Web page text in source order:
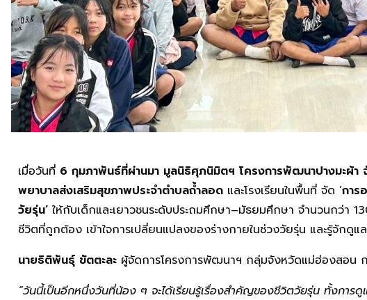
เมื่อวันที่ 6 กุมภาพันธ์ที่ผ่านมา มูลนิธิศุภนิมิตฯ โครงการพัฒนาปางมะผ้า
พยาบาลส่งเสริมสุขภาพประจำตำบลถ้ำลอด และโรงเรียนในพื้นที่ จัด ‘การ
วัยรุ่น’ ให้กับเด็กและเยาวชนระดับประถมศึกษา–มัธยมศึกษา จำนวนกว่า
ชีวิตที่ถูกต้อง เข้าใจการเปลี่ยนแปลงของร่างกายในช่วงวัยรุ่น และรู้จักดูแ
นายธิติพันธุ์ ขัตตะละ ผู้จัดการโครงการพัฒนาฯ กลุ่มจังหวัดแม่ฮ่องสอน
“วันนี้เป็นอีกหนึ่งวันที่น้อง ๆ จะได้เรียนรู้เรื่องสำคัญของชีวิตวัยรุ่น ทั้งการ